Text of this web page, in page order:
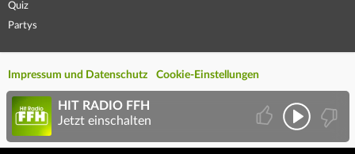
Quiz
Partys
Impressum und Datenschutz Cookie-Einstellungen
HIT RADIO FFH
Jetzt einschalten